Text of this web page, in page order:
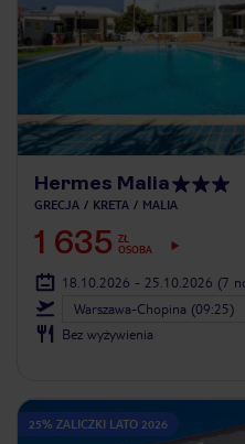
Hermes Malia
GRECJA KRETA MALIA
1 635 ZŁ
OSOBA
18.10.2026 - 25.10.2026 (7
Warszawa-Chopina (09:25)
Bez wyżywienia
25% ZALICZKI LATO 2026